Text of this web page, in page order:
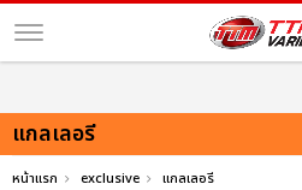
แกลเลอรี
หน้าแรก exclusive แกลเลอรี